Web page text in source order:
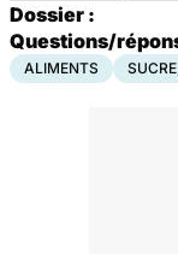
Dossier :
Questions/
ALIMENTS